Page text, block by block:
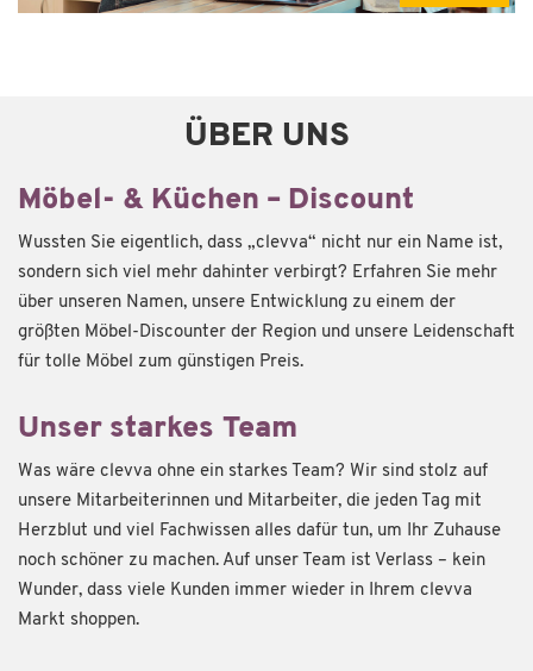
ÜBER UNS
Möbel- & Küchen – Discount
Wussten Sie eigentlich, dass „clevva“ nicht nur ein Name ist,
sondern sich viel mehr dahinter verbirgt? Erfahren Sie mehr
über unseren Namen, unsere Entwicklung zu einem der
größten Möbel-Discounter der Region und unsere Leidenschaft
für tolle Möbel zum günstigen Preis.
Unser starkes Team
Was wäre clevva ohne ein starkes Team? Wir sind stolz auf
unsere Mitarbeiterinnen und Mitarbeiter, die jeden Tag mit
Herzblut und viel Fachwissen alles dafür tun, um Ihr Zuhause
noch schöner zu machen. Auf unser Team ist Verlass – kein
Wunder, dass viele Kunden immer wieder in Ihrem clevva
Markt shoppen.